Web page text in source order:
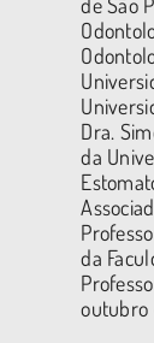
Dra.
da
da
outubro